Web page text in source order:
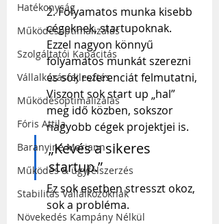
Hatékonyság
Működésoptimalizálás
Szolgáltatói Kapacitás
Vállalkozásfejlesztés
Működésoptimalizálás
Fóris Attila
Baranyiné Mariann
Működés & ügyfélszerzés
Stabilitás Vállalkozóknak
Növekedés Kampány Nélkül
2. Folyamatos munka kisebb
cégeknek, startupoknak.
Ezzel nagyon könnyű
folyamatos munkát szerezni
és sok referenciát felmutatni,
Viszont sok start up „hal”
meg idő közben, sokszor
nagyobb cégek projektjei is.
„Kevés a sikeres
startup.”
Ez sok esetben stresszt okoz,
sok a probléma.